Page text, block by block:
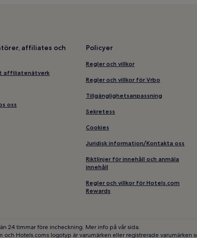
Hotell i närheten av Science Park Jönköping
Affärshotell i Jönköping
Hotell i närheten av Husqvarna Fabriksmuseum
Hotell i Norrahammar
affiliates och
affiliatenätverk
oss
Policyer
Regler och villkor
Regler och villkor för Vrbo
Tillgänglighetsanpassning
Sekretess
Cookies
Juridisk information/Kontakta oss
Riktlinjer för innehåll och anmäla
innehåll
Regler och villkor för Hotels.com
Rewards
24 timmar före incheckning. Mer info på vår sida.
Hotels.coms logotyp är varumärken eller registrerade varumärken